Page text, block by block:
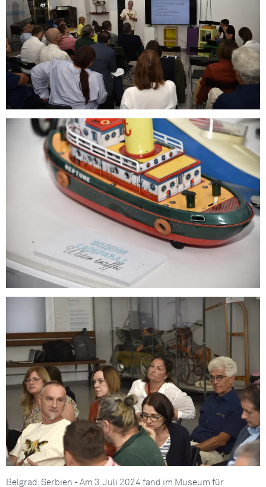
Belgrad, Serbien - Am 3. Juli 2024 fand im Museum für